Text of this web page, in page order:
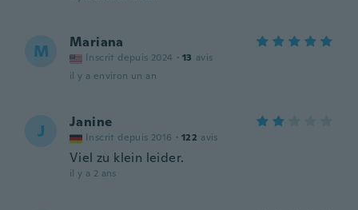
M Mariana
Inscrit depuis 2024 · 13 avis
il y a environ un an
J Janine
Inscrit depuis 2016 · 122 avis
Viel zu klein leider.
il y a 2 ans